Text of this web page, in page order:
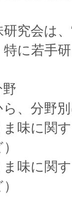
研究会は
特に若手
ら、分野
味に関す
味に関す